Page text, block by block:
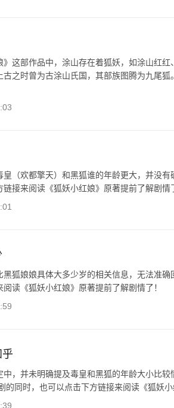
这部作品中，涂山存在着狐妖，如涂山红
古之时曾为古涂山氏国，其部族图腾为九尾
（欢都擎天）和黑狐谁的年龄更大，并没
接来阅读《狐妖小红娘》原著提前了解剧情
狐娘娘具体大多少岁的相关信息，无法准
读《狐妖小红娘》原著提前了解剧情了！
，并未明确提及毒皇和黑狐的年龄大小比
的同时，也可以点击下方链接来阅读《狐妖小